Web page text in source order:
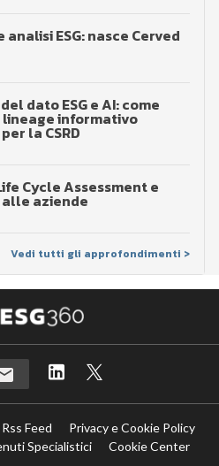
ESG: nasce Cerved
dato ESG e AI: come
informativo
la CSRD
Cycle Assessment e
aziende
Vedi tutti gli approfondimenti >
Rss Feed
Privacy e Cookie Policy
Specialistici
Cookie Center